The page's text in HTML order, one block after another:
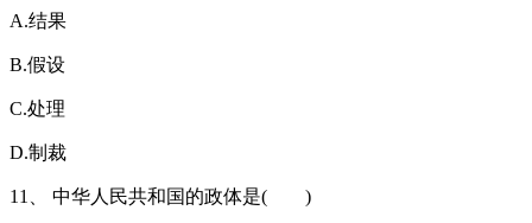
A.结果
B.假设
C.处理
D.制裁
11、 中华人民共和国的政体是( )